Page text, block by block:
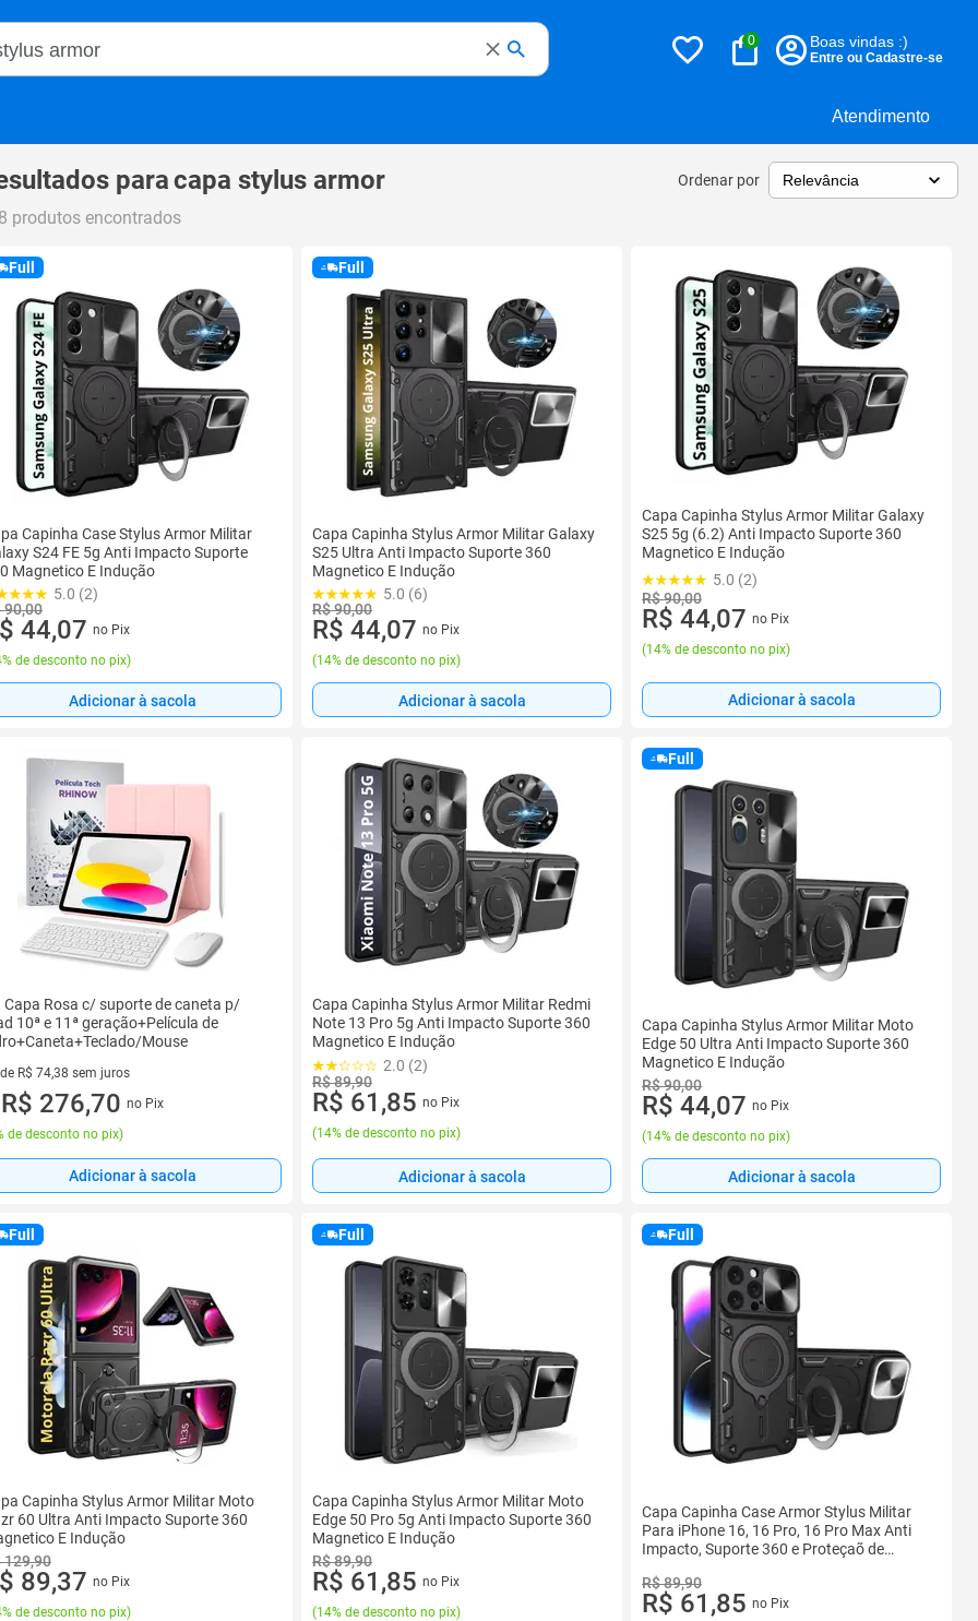
Atendimento
Magalu
0 Boas vindas :)
Entre ou Cadastre-se
paracapa stylus armor Ordenar por
produtos encontrados
Full
Capinha Case Stylus Armor Militar
S24 FE 5g Anti Impacto Suporte
Magnetico E Indução
5.0 (2)
90,00
44,07 no Pix
de desconto no pix)
Adicionar à sacola
Full
Capa Capinha Stylus Armor Militar Galaxy
S25 Ultra Anti Impacto Suporte 360
Magnetico E Indução
5.0 (6)
R$ 90,00
R$ 44,07 no Pix
(14% de desconto no pix)
Adicionar à sacola
Capa Capinha Stylus Armor Militar Galaxy
S25 5g (6.2) Anti Impacto Suporte 360
Magnetico E Indução
5.0 (2)
R$ 90,00
R$ 44,07 no Pix
(14% de desconto no pix)
Adicionar à sacola
Capa Rosa c/ suporte de caneta p/
10ª e 11ª geração+Película de
Mouse
R$ 74,38 sem juros
de R$ 74,38 sem juros
R$ 276,70 no Pix
de desconto no pix)
Adicionar à sacola
Capa Capinha Stylus Armor Militar Redmi
Note 13 Pro 5g Anti Impacto Suporte 360
Magnetico E Indução
2.0 (2)
R$ 89,90
R$ 61,85 no Pix
(14% de desconto no pix)
Adicionar à sacola
Full
Capa Capinha Stylus Armor Militar Moto
Edge 50 Ultra Anti Impacto Suporte 360
Magnetico E Indução
R$ 90,00
R$ 44,07 no Pix
(14% de desconto no pix)
Adicionar à sacola
Full
Capinha Stylus Armor Militar Moto
60 Ultra Anti Impacto Suporte 360
E Indução
129,90
89,37 no Pix
de desconto no pix)
Full
Capa Capinha Stylus Armor Militar Moto
Edge 50 Pro 5g Anti Impacto Suporte 360
Magnetico E Indução
R$ 89,90
R$ 61,85 no Pix
(14% de desconto no pix)
Full
Capa Capinha Case Armor Stylus Militar
Para iPhone 16, 16 Pro, 16 Pro Max Anti
Impacto, Suporte 360 e Proteçaõ de
R$ 89,90
R$ 61,85 no Pix